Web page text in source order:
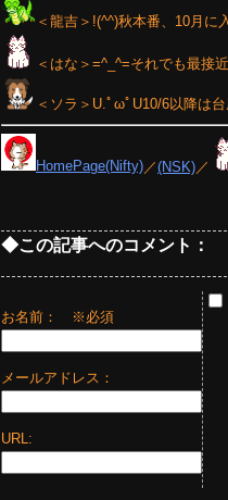
＜龍吉＞!(^^)秋本番、10月
＜はな＞=^_^=それでも最接
＜ソラ＞U.ﾟωﾟU10/6以降は
HomePage(Nifty) ／(NSK) ／
◆この記事へのコメント：
お名前： ※必須
メールアドレス：
URL: